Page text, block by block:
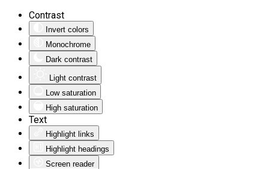
Contrast
Invert colors
Monochrome
Dark contrast
Light contrast
Low saturation
High saturation
Text
Highlight links
Highlight headings
Screen reader